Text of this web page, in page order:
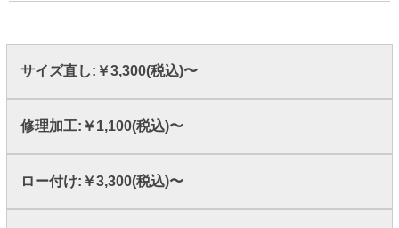
サイズ直し:￥3,300(税込)〜
修理加工:￥1,100(税込)〜
ロー付け:￥3,300(税込)〜